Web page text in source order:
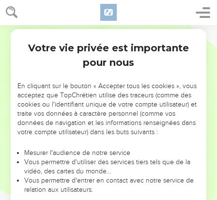
NE MANQUEZ PAS L’ÉVÉNEMENT
DE L’ANNÉE !
ET SI LEURS ERREURS POUVAIENT VOUS ÉVITER LES
VOTRES ?
leur foi ou leur vision. Mais on voit moins les doutes, les erreurs
et les saisons difficiles qu'ils ont traversés, alors même que ce
sont elles qui les ont façonnés.
Dans cette conférence, leaders, entrepreneurs, et responsables
Votre vie privée est importante
pour nous
En cliquant sur le bouton « Accepter tous les cookies », vous
acceptez que TopChrétien utilise des traceurs (comme des
cookies ou l'identifiant unique de votre compte utilisateur) et
traite vos données à caractère personnel (comme vos
données de navigation et les informations renseignées dans
votre compte utilisateur) dans les buts suivants :
Mesurer l'audience de notre service
Vous permettre d'utiliser des services tiers tels que de la
vidéo, des cartes du monde…
Vous permettre d'entrer en contact avec notre service de
relation aux utilisateurs.